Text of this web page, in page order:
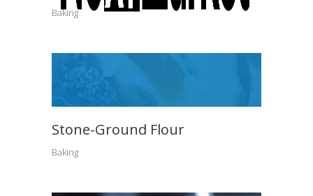
Baking
Stone-Ground Flour
Baking